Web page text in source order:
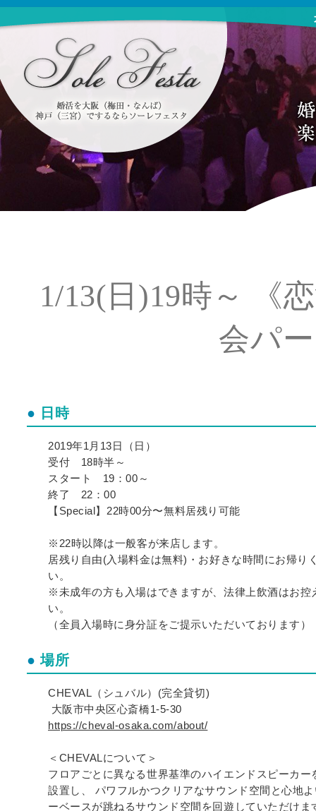
1/13(日)19時～ 《
会パ
日時
2019年1月13日（日）
受付 18時半～
スタート 19：00～
終了 22：00
【Special】22時00分〜無料居残り可能
※22時以降は一般客が来店します。
居残り自由(入場料金は無料)・お好きな時間にお帰り
い。
※未成年の方も入場はできますが、法律上飲酒はお控
い。
（全員入場時に身分証をご提示いただいております）
場所
CHEVAL（シュバル）(完全貸切)
大阪市中央区心斎橋1-5-30
https://cheval-osaka.com/about/
＜CHEVALについて＞
フロアごとに異なる世界基準のハイエンドスピーカー
設置し、 パワフルかつクリアなサウンド空間と心地
ーベースが跳ねるサウンド空間を回遊していただけま